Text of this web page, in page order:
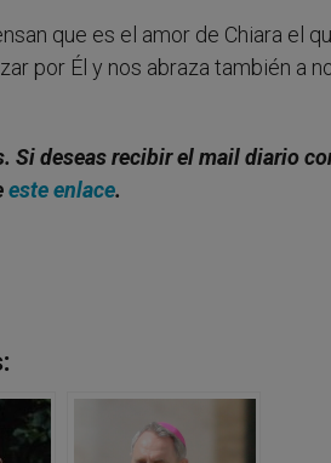
que es el amor de Chiara el
por Él y nos abraza también a
. Si deseas recibir el mail diario
este enlace.